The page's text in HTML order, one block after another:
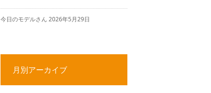
今日のモデルさん 2026年5月29日
月別アーカイブ